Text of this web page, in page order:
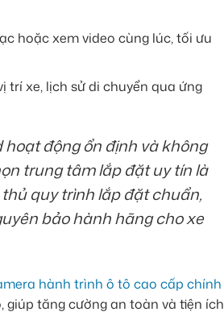
hoặc xem video cùng lúc, tối ưu
trí xe, lịch sử di chuyển qua ứng
động ổn định và không
trung tâm lắp đặt uy tín là
quy trình lắp đặt chuẩn,
bảo hành hãng cho xe
hành trình ô tô cao cấp chính
giúp tăng cường an toàn và tiện ích